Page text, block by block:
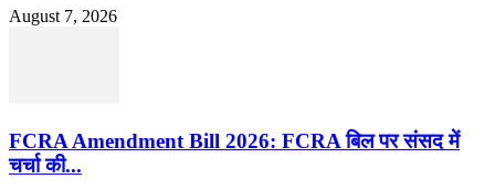
August 7, 2026
FCRA Amendment Bill 2026: FCRA बिल पर संसद में
चर्चा की...